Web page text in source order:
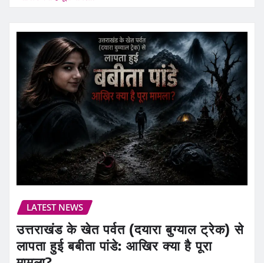
LATEST NEWS
उत्तराखंड के खेत पर्वत (दयारा बुग्याल ट्रेक) से
लापता हुई बबीता पांडे: आखिर क्या है पूरा